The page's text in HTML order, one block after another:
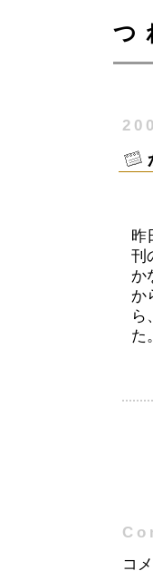
つ
昨
刊
か
か
ら
た。
コ